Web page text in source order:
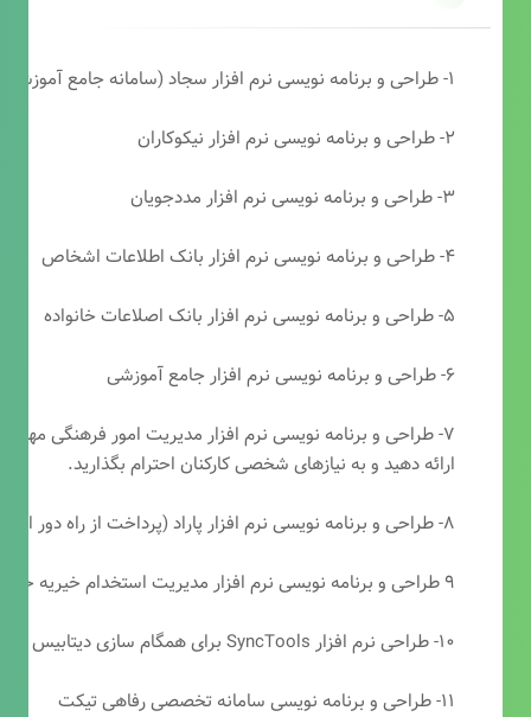
۱- طراحی و برنامه نویسی نرم افزار سجاد (سامانه جامع آموزشی دارالقرآن)
۲- طراحی و برنامه نویسی نرم افزار نیکوکاران
۳- طراحی و برنامه نویسی نرم افزار مددجویان
۴- طراحی و برنامه نویسی نرم افزار بانک اطلاعات اشخاص
۵- طراحی و برنامه نویسی نرم افزار بانک اصلاعات خانواده
۶- طراحی و برنامه نویسی نرم افزار جامع آموزشی
۷- طراحی و برنامه نویسی نرم افزار مدیریت امور فرهنگی
ارائه دهید و به نیازهای شخصی کارکنان احترام بگذارید.
۸- طراحی و برنامه نویسی نرم افزار پاراد (پرداخت از راه دور انجمن مددکاری امام زمان(عج))
۹ طراحی و برنامه نویسی نرم افزار مدیریت استخدام خیریه حضرت ابوالفضل (ع)
۱۰- طراحی نرم افزار SyncTools برای همگام سازی دیتابیس های SQL Server
۱۱- طراحی و برنامه نویسی سامانه تخصصی رفاهی تیکت